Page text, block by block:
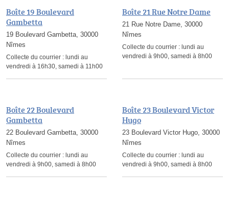
Boîte 19 Boulevard
Gambetta
19 Boulevard Gambetta, 30000
Nîmes
Collecte du courrier : lundi au
vendredi à 16h30, samedi à 11h00
Boîte 21 Rue Notre Dame
21 Rue Notre Dame, 30000
Nîmes
Collecte du courrier : lundi au
vendredi à 9h00, samedi à 8h00
Boîte 22 Boulevard
Gambetta
22 Boulevard Gambetta, 30000
Nîmes
Collecte du courrier : lundi au
vendredi à 9h00, samedi à 8h00
Boîte 23 Boulevard Victor
Hugo
23 Boulevard Victor Hugo, 30000
Nîmes
Collecte du courrier : lundi au
vendredi à 9h00, samedi à 8h00